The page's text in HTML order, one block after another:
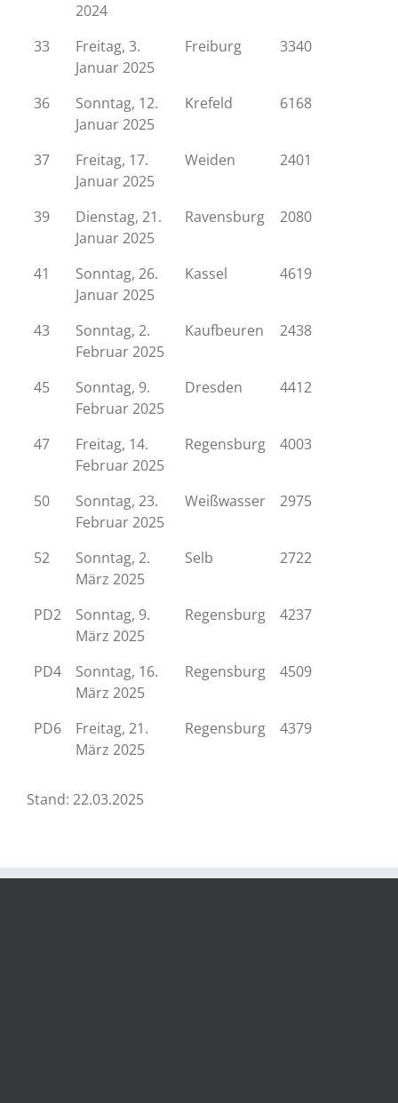
2024
33
Freitag, 3.
Januar 2025
Freiburg 3340
36
Sonntag, 12.
Januar 2025
Krefeld 6168
37
Freitag, 17.
Januar 2025
Weiden 2401
39
Dienstag, 21.
Januar 2025
Ravensburg 2080
41
Sonntag, 26.
Januar 2025
Kassel 4619
43
Sonntag, 2.
Februar 2025
Kaufbeuren 2438
45
Sonntag, 9.
Februar 2025
Dresden 4412
47
Freitag, 14.
Februar 2025
Regensburg 4003
50
Sonntag, 23.
Februar 2025
Weißwasser 2975
52
Sonntag, 2.
März 2025
Selb 2722
PD2
Sonntag, 9.
März 2025
Regensburg 4237
PD4
Sonntag, 16.
März 2025
Regensburg 4509
PD6
Freitag, 21.
März 2025
Regensburg 4379
Stand: 22.03.2025